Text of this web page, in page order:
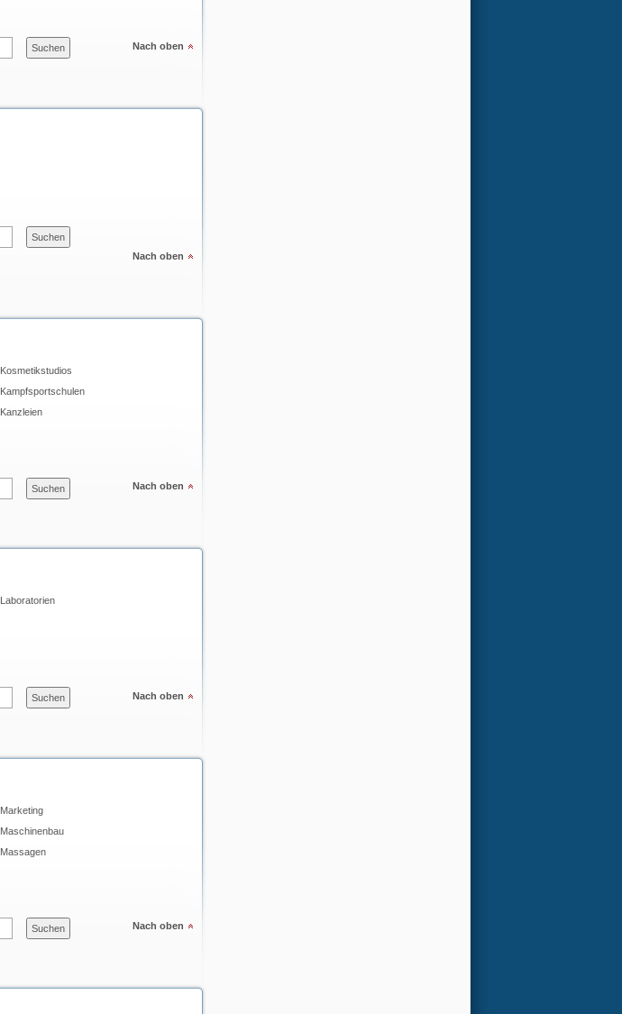
Nach oben
Nach oben
Kosmetikstudios
Kampfsportschulen
Kanzleien
Nach oben
Laboratorien
Nach oben
Marketing
Maschinenbau
Massagen
Nach oben